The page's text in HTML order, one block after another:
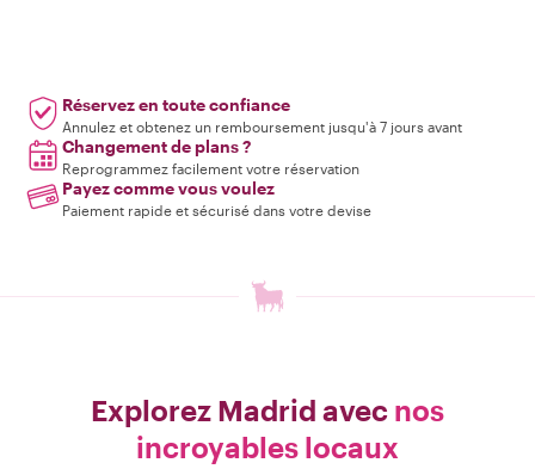
Réservez en toute confiance
Annulez et obtenez un remboursement jusqu'à 7 jours avant
Changement de plans ?
Reprogrammez facilement votre réservation
Payez comme vous voulez
Paiement rapide et sécurisé dans votre devise
Explorez Madrid avec nos
incroyables locaux